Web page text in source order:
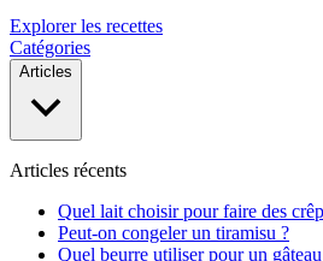
Explorer les recettes
Catégories
Articles
Articles récents
Quel lait choisir pour faire des
Peut-on congeler un tiramisu ?
Quel beurre utiliser pour un